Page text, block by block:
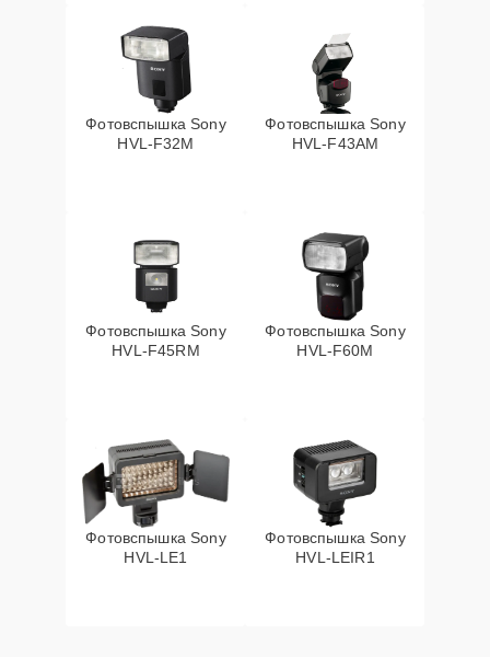
Фотовспышка Sony
HVL-F32M
Фотовспышка Sony
HVL-F43AM
Фотовспышка Sony
HVL-F45RM
Фотовспышка Sony
HVL-F60M
Фотовспышка Sony
HVL-LE1
Фотовспышка Sony
HVL-LEIR1